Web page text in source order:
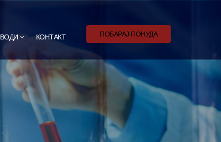
ПОБАРАЈ ПОНУДА
КОНТАКТ